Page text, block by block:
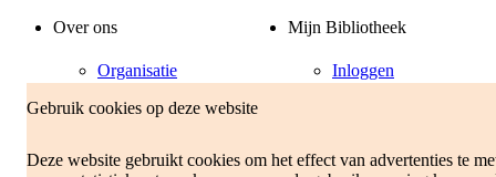
Gebruik cookies op deze website
Deze website gebruikt cookies om het effect van advertenties te
Over ons
Organisatie
Vacatures
Tarieven
Mijn Bibliotheek
Inloggen